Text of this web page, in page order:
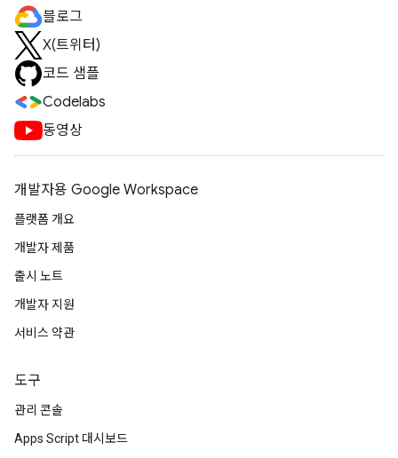
블로그
X(트위터)
코드 샘플
Codelabs
동영상
개발자용 Google Workspace
플랫폼 개요
개발자 제품
출시 노트
개발자 지원
서비스 약관
도구
관리 콘솔
Apps Script 대시보드